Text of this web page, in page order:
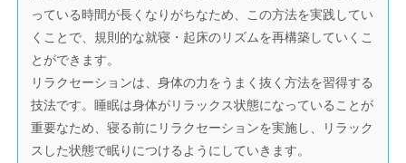
っている時間が長くなりがちなため、この方法を実践してい
くことで、規則的な就寝・起床のリズムを再構築していくこ
とができます。
リラクセーションは、身体の力をうまく抜く方法を習得する
技法です。睡眠は身体がリラックス状態になっていることが
重要なため、寝る前にリラクセーションを実施し、リラック
スした状態で眠りにつけるようにしていきます。